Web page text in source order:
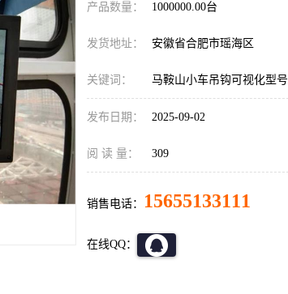
产品数量： 1000000.00台
发货地址： 安徽省合肥市瑶海区
关键词： 马鞍山小车吊钩可视化型号
发布日期： 2025-09-02
阅 读 量： 309
销售电话： 15655133111
在线QQ：